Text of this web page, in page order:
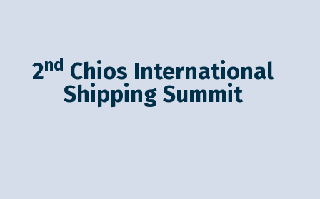
2nd Chios International
Shipping Summit